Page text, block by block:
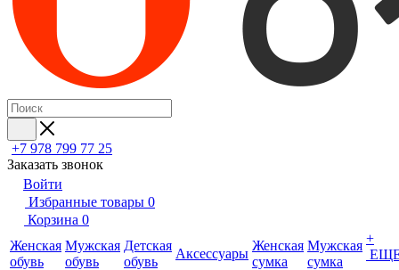
+7 978 799 77 25
Заказать звонок
Войти
Избранные товары 0
Корзина 0
Женская
обувь
Мужская
обувь
Детская
обувь
Аксессуары
Женская
сумка
Мужская
сумка
+